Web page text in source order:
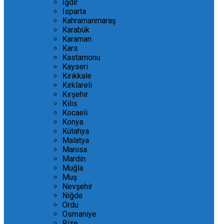
Iğdır
Isparta
Kahramanmaraş
Karabük
Karaman
Kars
Kastamonu
Kayseri
Kırıkkale
Kırklareli
Kırşehir
Kilis
Kocaeli
Konya
Kütahya
Malatya
Manisa
Mardin
Muğla
Muş
Nevşehir
Niğde
Ordu
Osmaniye